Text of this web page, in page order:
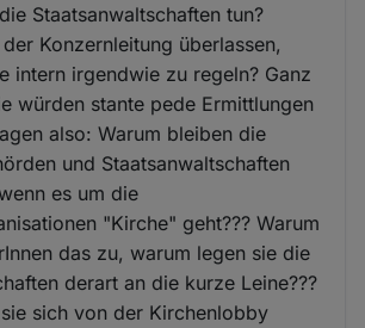
Staatsanwaltschaften tun?
Konzernleitung überlassen,
intern irgendwie zu regeln? Ganz
würden stante pede Ermittlungen
also: Warum bleiben die
und Staatsanwaltschaften
es um die
"Kirche" geht??? Warum
das zu, warum legen sie die
derart an die kurze Leine???
sich von der Kirchenlobby